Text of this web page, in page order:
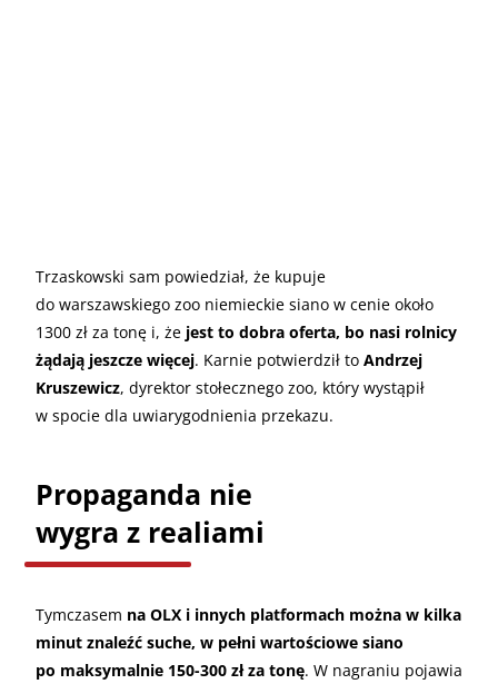
Trzaskowski sam powiedział, że kupuje
do warszawskiego zoo niemieckie siano w cenie około
1300 zł za tonę i, że jest to dobra oferta, bo nasi rolnicy
żądają jeszcze więcej. Karnie potwierdził to Andrzej
Kruszewicz, dyrektor stołecznego zoo, który wystąpił
w spocie dla uwiarygodnienia przekazu.
Propaganda nie
wygra z realiami
Tymczasem na OLX i innych platformach można w kilka
minut znaleźć suche, w pełni wartościowe siano
po maksymalnie 150-300 zł za tonę. W nagraniu pojawia